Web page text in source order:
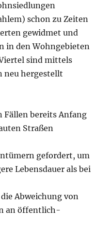
schon zu Zeiten
gewidmet und
in den Wohngebieten
sind mittels
neu hergestellt
Fällen bereits Anfang
Straßen
gefordert, um
Lebensdauer als bei
Abweichung von
an öffentlich-